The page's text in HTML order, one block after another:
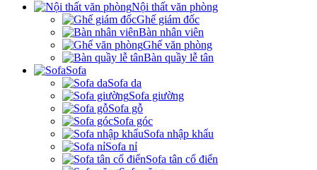
Nội thất văn phòng
Ghế giám đốc
Bàn nhân viên
Ghế văn phòng
Bàn quầy lễ tân
Sofa
Sofa da
Sofa giường
Sofa gỗ
Sofa góc
Sofa nhập khẩu
Sofa nỉ
Sofa tân cổ điển